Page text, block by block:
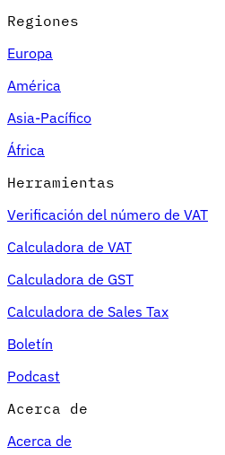
Regiones
Europa
América
Asia-Pacífico
África
Herramientas
Verificación del número de VAT
Calculadora de VAT
Calculadora de GST
Calculadora de Sales Tax
Boletín
Podcast
Acerca de
Acerca de